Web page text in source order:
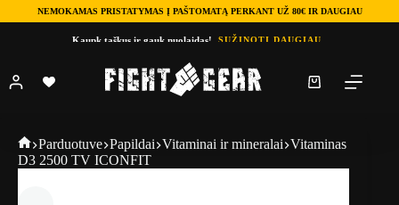
NEMOKAMAS PRISTATYMAS Į PAŠTOMATĄ PERKANT UŽ 80€ IR DAUGIAU
Kaupk taškus ir gauk nuolaidas! SUŽINOTI DAUGIAU
Shopping
cart
Fightgear
Parduotuve Papildai Vitaminai ir mineralai Vitaminas
D3 2500 TV ICONFIT